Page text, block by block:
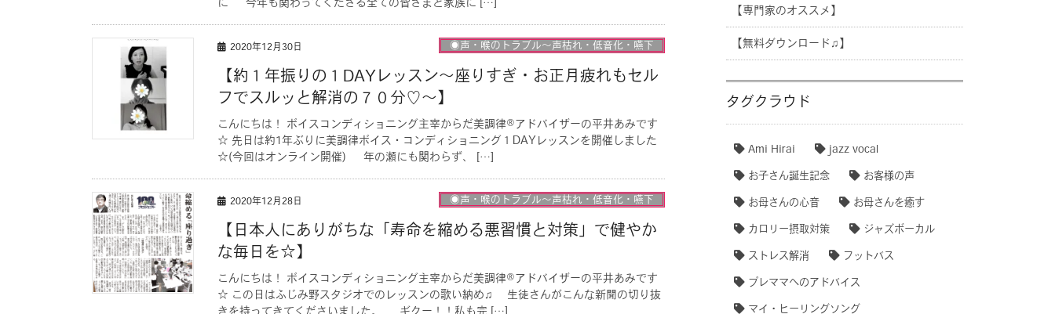
に 今年も関わってくださる全ての皆さまと家族に […]
2020年12月30日 ◉声・喉のトラブル〜声枯れ・低音化・嚥下
【約１年振りの１DAYレッスン〜座りすぎ・お正月疲れもセル
フでスルッと解消の７０分♡〜】
こんにちは！ ボイスコンディショニング主宰からだ美調律®︎アドバイザーの平井あみです
☆ 先日は約1年ぶりに美調律ボイス・コンディショニング１DAYレッスンを開催しました
☆(今回はオンライン開催) 年の瀬にも関わらず、 […]
2020年12月28日 ◉声・喉のトラブル〜声枯れ・低音化・嚥下
【日本人にありがちな「寿命を縮める悪習慣と対策」で健やか
な毎日を☆】
こんにちは！ ボイスコンディショニング主宰からだ美調律®︎アドバイザーの平井あみです
☆ この日はふじみ野スタジオでのレッスンの歌い納め♫ 生徒さんがこんな新聞の切り抜
【専門家のオススメ】
【無料ダウンロード♫】
タグクラウド
Ami Hirai jazz vocal
お子さん誕生記念 お客様の声
お母さんの心音 お母さんを癒す
カロリー摂取対策 ジャズボーカル
ストレス解消 フットバス
プレママへのアドバイス
マイ・ヒーリングソング